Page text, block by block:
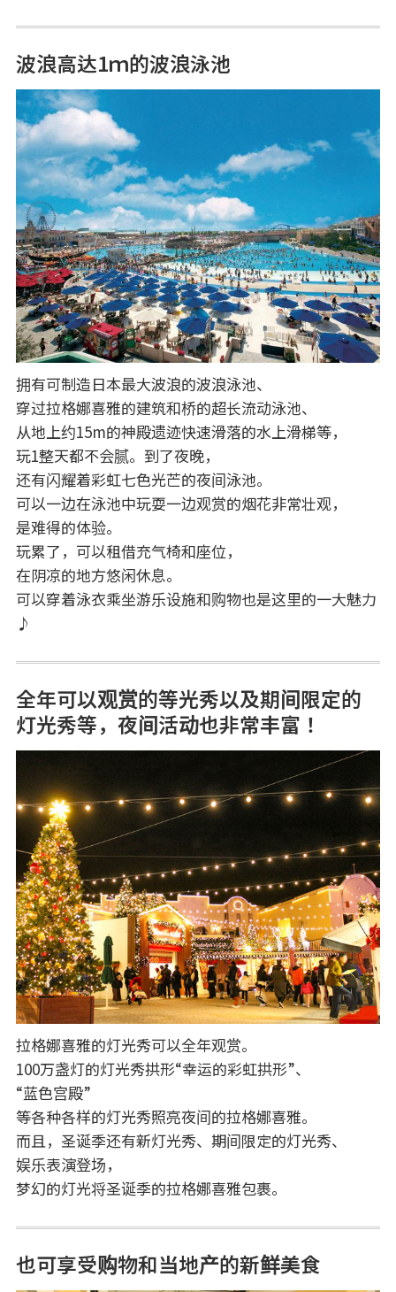
波浪高达1ｍ的波浪泳池
拥有可制造日本最大波浪的波浪泳池、
穿过拉格娜喜雅的建筑和桥的超长流动泳池、
从地上约15m的神殿遗迹快速滑落的水上滑梯等，
玩1整天都不会腻。到了夜晚，
还有闪耀着彩虹七色光芒的夜间泳池。
可以一边在泳池中玩耍一边观赏的烟花非常壮观，
是难得的体验。
玩累了，可以租借充气椅和座位，
在阴凉的地方悠闲休息。
可以穿着泳衣乘坐游乐设施和购物也是这里的一大魅力
♪
全年可以观赏的等光秀以及期间限定的
灯光秀等，夜间活动也非常丰富！
拉格娜喜雅的灯光秀可以全年观赏。
100万盏灯的灯光秀拱形“幸运的彩虹拱形”、
“蓝色宫殿”
等各种各样的灯光秀照亮夜间的拉格娜喜雅。
而且，圣诞季还有新灯光秀、期间限定的灯光秀、
娱乐表演登场，
梦幻的灯光将圣诞季的拉格娜喜雅包裹。
也可享受购物和当地产的新鲜美食